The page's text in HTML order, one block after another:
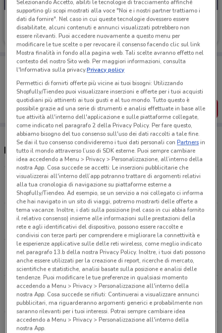
Mondadori Store
Scade il 23/08
Porta DoveConviene sempre con te!
Puoi trovare le migliori offerte dei negozi vicino a te,
salvarle e creare la tua lista del risparmio, comodamente
dal tuo cellulare.
SCARICA L’APP
Negozi Mondadori Store nelle vicinanze
Piazza Della Balduina, 12 Roma
1.8 km
APERTO
Piazza Cola Di Rienzo, 81/83 Roma
2.9 km
APERTO
Via di Torrevecchia, 126 Roma
3 km
APERTO
Via Cassia, 692 Roma
3.6 km
APERTO
Via Di Valle Aurelia, 30 Roma
Selezionando Accetto, abiliti le tecnologie di tracciamento affinché
supportino gli scopi mostrati alla voce "Noi e i nostri partner trattiamo i
dati da fornire". Nel caso in cui queste tecnologie dovessero essere
disabilitate, alcuni contenuti e annunci visualizzati potrebbero non
essere rilevanti. Puoi accedere nuovamente a questo menu per
modificare le tue scelte o per revocare il consenso facendo clic sul link
Mostra finalità in fondo alla pagina web. Tali scelte avranno effetto nel
contesto del nostro Sito web. Per maggiori informazioni, consulta
l'Informativa sulla privacy.Privacy policy
Permettici di fornirti offerte più vicine ai tuoi bisogni: Utilizzando
Shopfully/Tiendeo puoi visualizzare inserzioni e offerte per i tuoi acquisti
quotidiani più attinenti ai tuoi gusti e al tuo mondo. Tutto questo è
possibile grazie ad una serie di strumenti e analisi effettuate in base alle
tue attività all'interno dell'applicazione e sulle piattaforme collegate,
come indicato nel paragrafo 2 della Privacy Policy. Per fare questo,
abbiamo bisogno del tuo consenso sull'uso dei dati raccolti a tale fine.
Se dai il tuo consenso condivideremo i tuoi dati personali conPartnersin
tutto il mondo attraverso l’uso di SDK esterne. Puoi sempre cambiare
idea accedendo a Menu > Privacy > Personalizzazione, all’interno della
nostra App. Cosa succede se accetti: Le inserzioni pubblicitarie che
visualizzerai all'interno dell’app potranno trattare di argomenti relativi
alla tua cronologia di navigazione su piattaforme esterne a
Shopfully/Tiendeo. Ad esempio, se un servizio a noi collegato ci informa
che hai navigato in un sito di viaggi, potremo mostrarti delle offerte a
tema vacanze. Inoltre, i dati sulla posizione (nel caso in cui abbia fornito
il relativo consenso) insieme alle informazioni sulle prestazioni della
rete e agli identificativi del dispositivo, possono essere raccolte e
condivisi con terze parti per comprendere e migliorare la connettività e
le esperienze applicative sulle delle reti wireless, come meglio indicato
nel paragrafo 13.b della nostra Privacy Policy. Inoltre, i tuoi dati possono
anche essere utilizzati per la creazione di report, ricerche di mercato,
scientifiche e statistiche, analisi basate sulla posizione e analisi delle
tendenze. Puoi modificare le tue preferenze in qualsiasi momento
accedendo a Menu > Privacy > Personalizzazione all'interno della
nostra App. Cosa succede se rifiuti: Continuerai a visualizzare annunci
pubblicitari, ma riguarderanno argomenti generici e probabilmente non
saranno rilevanti per i tuoi interessi. Potrai sempre cambiare idea
accedendo a Menu > Privacy > Personalizzazione all'interno della
nostra App.